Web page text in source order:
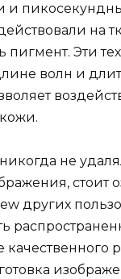
и
на
пигмент. Эти
волн и
не
стоит
других